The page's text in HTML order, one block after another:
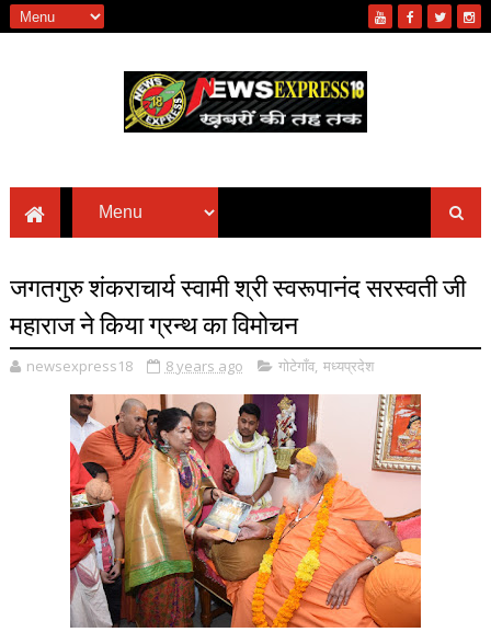
जगतगुरु शंकराचार्य स्वामी श्री स्वरूपानंद सरस्वती जी
महाराज ने किया ग्रन्थ का विमोचन
newsexpress18 8 years ago गोटेगाँव, मध्यप्रदेश